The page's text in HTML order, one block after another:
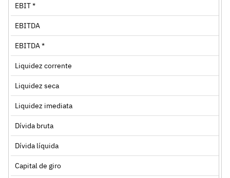
EBIT *
EBITDA
EBITDA *
Liquidez corrente
Liquidez seca
Liquidez imediata
Dívida bruta
Dívida líquida
Capital de giro